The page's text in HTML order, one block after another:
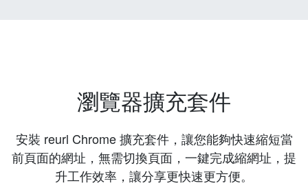
瀏覽器擴充套件
安裝 reurl Chrome 擴充套件，讓您能夠快速縮短當
前頁面的網址，無需切換頁面，一鍵完成縮網址，提
升工作效率，讓分享更快速更方便。